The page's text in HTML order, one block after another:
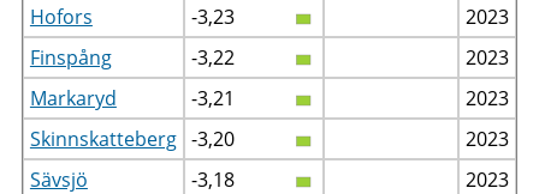
Hofors
-3,23
2023
Finspång
-3,22
2023
Markaryd
-3,21
2023
Skinnskatteberg -3,20
2023
Sävsjö
-3,18
2023